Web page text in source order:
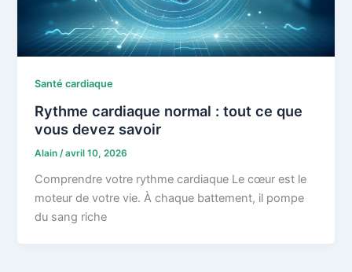
Santé cardiaque
Rythme cardiaque normal : tout ce que
vous devez savoir
Alain/avril 10, 2026
Comprendre votre rythme cardiaque Le cœur est le
moteur de votre vie. À chaque battement, il pompe
du sang riche